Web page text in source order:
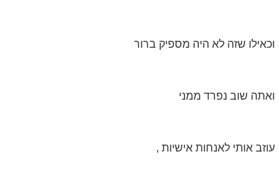
וכאילו שזה לא היה מספיק ברור
ואתה שוב נפרד ממני
עוזב אותי לאנחות אישיות ,